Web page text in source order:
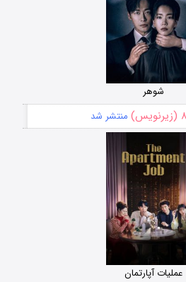
شوهر
۸ (زیرنویس) منتشر شد
عملیات آپارتمان